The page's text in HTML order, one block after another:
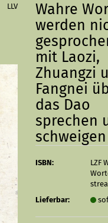
vergessen?
LLV
Wahre
werden
mit Laozi,
Zhuangzi
Fangnei
das Dao
sprechen
schweigen
ISBN:
LZF
Lieferbar: